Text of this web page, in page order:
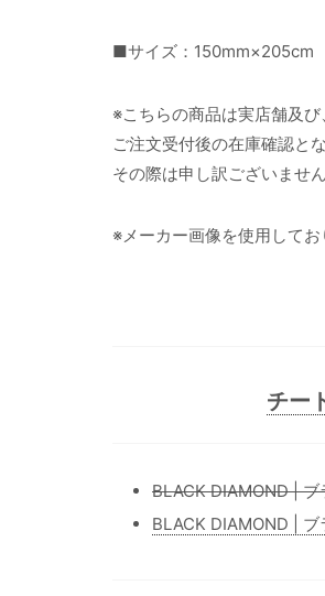
■サイズ：150mm×205cm
※こちらの商品は実店舗及
ご注文受付後の在庫確認と
その際は申し訳ございませ
※メーカー画像を使用して
チー
BLACK DIAMOND |
BLACK DIAMOND |